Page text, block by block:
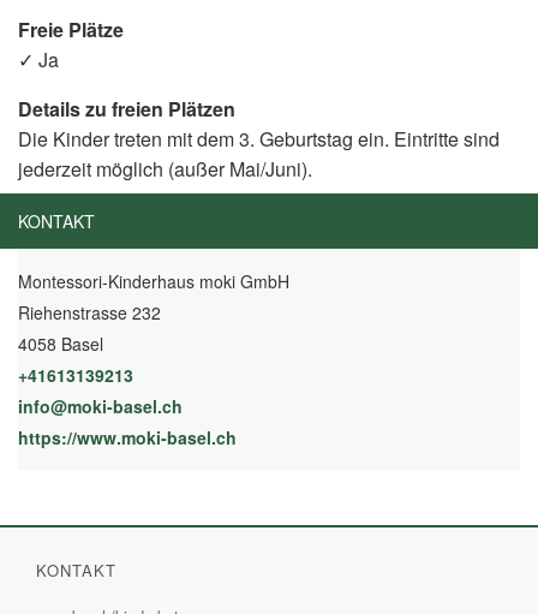
Freie Plätze
✓ Ja
Details zu freien Plätzen
Die Kinder treten mit dem 3. Geburtstag ein. Eintritte sind
jederzeit möglich (außer Mai/Juni).
KONTAKT
Montessori-Kinderhaus moki GmbH
Riehenstrasse 232
4058 Basel
+41613139213
info@moki-basel.ch
https://www.moki-basel.ch
KONTAKT